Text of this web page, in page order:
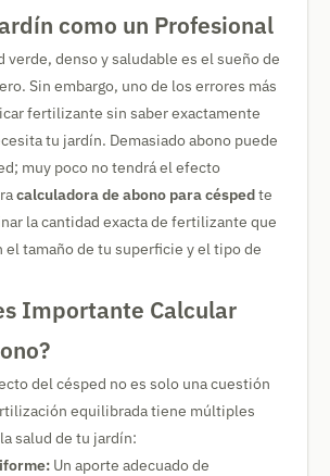
como un Profesional
verde, denso y saludable es el sueño de
Sin embargo, uno de los errores más
fertilizante sin saber exactamente
tu jardín. Demasiado abono puede
muy poco no tendrá el efecto
calculadora de abono para céspedte
la cantidad exacta de fertilizante que
el tamaño de tu superficie y el tipo de
Importante Calcular
del césped no es solo una cuestión
equilibrada tiene múltiples
salud de tu jardín:
Un aporte adecuado de